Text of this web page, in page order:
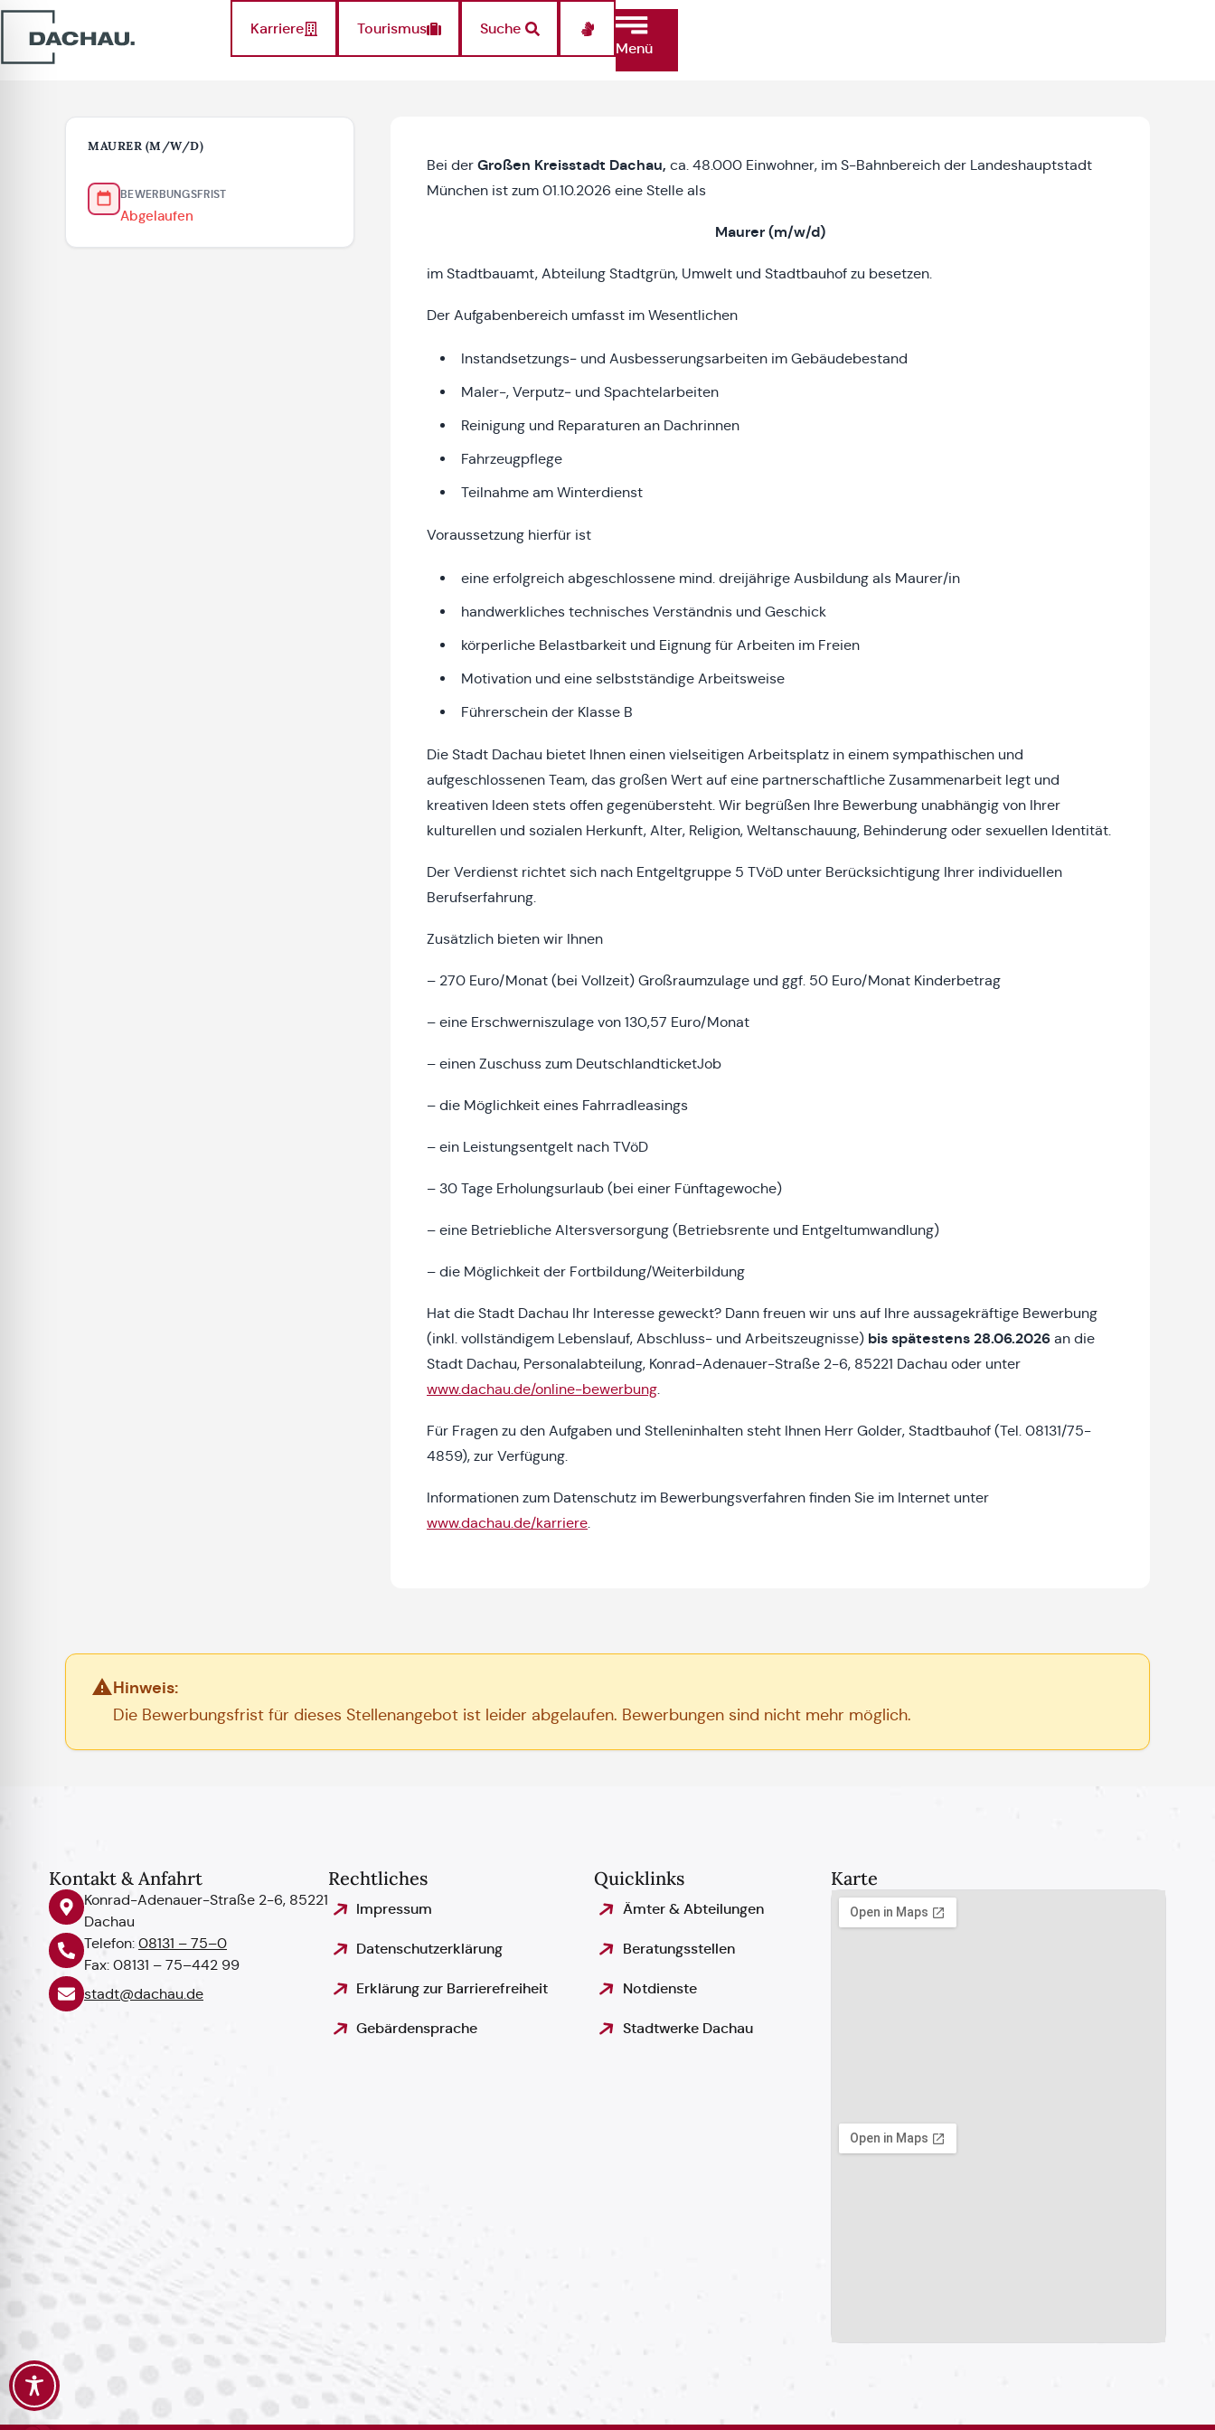
Karriere Tourismus
Suche
Menü
MAURER (M/W/D)
BEWERBUNGSFRIST
Abgelaufen
Bei der Großen Kreisstadt Dachau, ca. 48.000 Einwohner, im S-Bahnbereich der Landeshauptstadt
München ist zum 01.10.2026 eine Stelle als
Maurer (m/w/d)
im Stadtbauamt, Abteilung Stadtgrün, Umwelt und Stadtbauhof zu besetzen.
Der Aufgabenbereich umfasst im Wesentlichen
Instandsetzungs‑ und Ausbesserungsarbeiten im Gebäudebestand
Maler-, Verputz‑ und Spachtelarbeiten
Reinigung und Reparaturen an Dachrinnen
Fahrzeugpflege
Teilnahme am Winterdienst
Voraussetzung hierfür ist
eine erfolgreich abgeschlossene mind. dreijährige Ausbildung als Maurer/in
handwerkliches technisches Verständnis und Geschick
körperliche Belastbarkeit und Eignung für Arbeiten im Freien
Motivation und eine selbstständige Arbeitsweise
Führerschein der Klasse B
Die Stadt Dachau bietet Ihnen einen vielseitigen Arbeitsplatz in einem sympathischen und
aufgeschlossenen Team, das großen Wert auf eine partnerschaftliche Zusammenarbeit legt und
kreativen Ideen stets offen gegenübersteht. Wir begrüßen Ihre Bewerbung unabhängig von Ihrer
kulturellen und sozialen Herkunft, Alter, Religion, Weltanschauung, Behinderung oder sexuellen Identität.
Der Verdienst richtet sich nach Entgeltgruppe 5 TVöD unter Berücksichtigung Ihrer individuellen
Berufserfahrung.
Zusätzlich bieten wir Ihnen
– 270 Euro/Monat (bei Vollzeit) Großraumzulage und ggf. 50 Euro/Monat Kinderbetrag
– eine Erschwerniszulage von 130,57 Euro/Monat
– einen Zuschuss zum DeutschlandticketJob
– die Möglichkeit eines Fahrradleasings
– ein Leistungsentgelt nach TVöD
– 30 Tage Erholungsurlaub (bei einer Fünftagewoche)
– eine Betriebliche Altersversorgung (Betriebsrente und Entgeltumwandlung)
– die Möglichkeit der Fortbildung/Weiterbildung
Hat die Stadt Dachau Ihr Interesse geweckt? Dann freuen wir uns auf Ihre aussagekräftige Bewerbung
(inkl. vollständigem Lebenslauf, Abschluss- und Arbeitszeugnisse) bis spätestens 28.06.2026 an die
Stadt Dachau, Personalabteilung, Konrad-Adenauer-Straße 2-6, 85221 Dachau oder unter
www.dachau.de/online-bewerbung.
Für Fragen zu den Aufgaben und Stelleninhalten steht Ihnen Herr Golder, Stadtbauhof (Tel. 08131/75-
4859), zur Verfügung.
Informationen zum Datenschutz im Bewerbungsverfahren finden Sie im Internet unter
www.dachau.de/karriere.
Hinweis:
Die Bewerbungsfrist für dieses Stellenangebot ist leider abgelaufen. Bewerbungen sind nicht mehr möglich.
Kontakt & Anfahrt
Konrad-Adenauer-Straße 2-6, 85221
Dachau
Telefon: 08131 – 75–0
Fax: 08131 – 75–442 99
stadt@dachau.de
Rechtliches
Impressum
Datenschutzerklärung
Erklärung zur Barrierefreiheit
Gebärdensprache
Quicklinks
Ämter & Abteilungen
Beratungsstellen
Notdienste
Stadtwerke Dachau
Karte